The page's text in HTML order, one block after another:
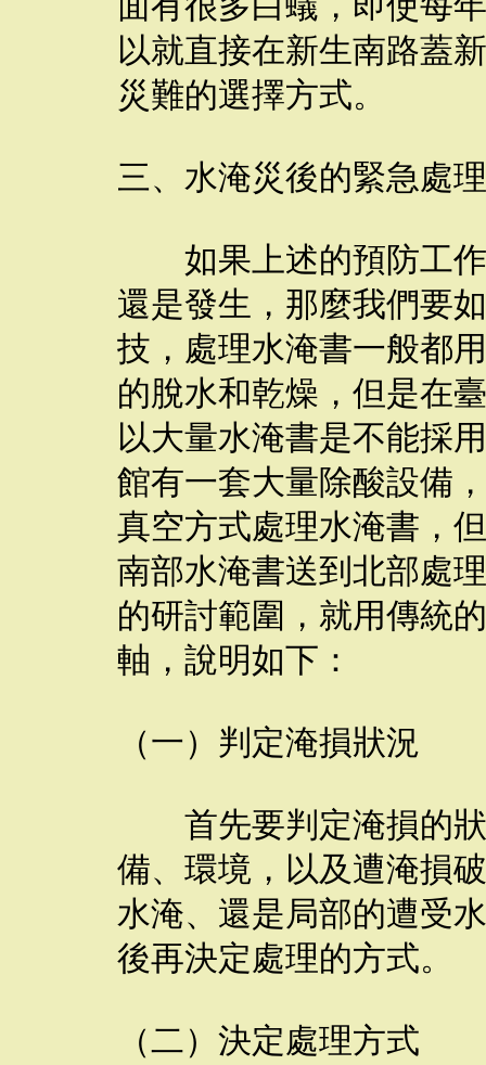
以就直接在新生南路蓋
災難的選擇方式。
三、水淹災後的緊急處理
如果上述的預防工作
還是發生，那麼我們要
技，處理水淹書一般都
的脫水和乾燥，但是在
以大量水淹書是不能採
館有一套大量除酸設備
真空方式處理水淹書，
南部水淹書送到北部處
的研討範圍，就用傳統
軸，說明如下：
（一）判定淹損狀況
首先要判定淹損的狀
備、環境，以及遭淹損
水淹、還是局部的遭受
後再決定處理的方式。
（二）決定處理方式